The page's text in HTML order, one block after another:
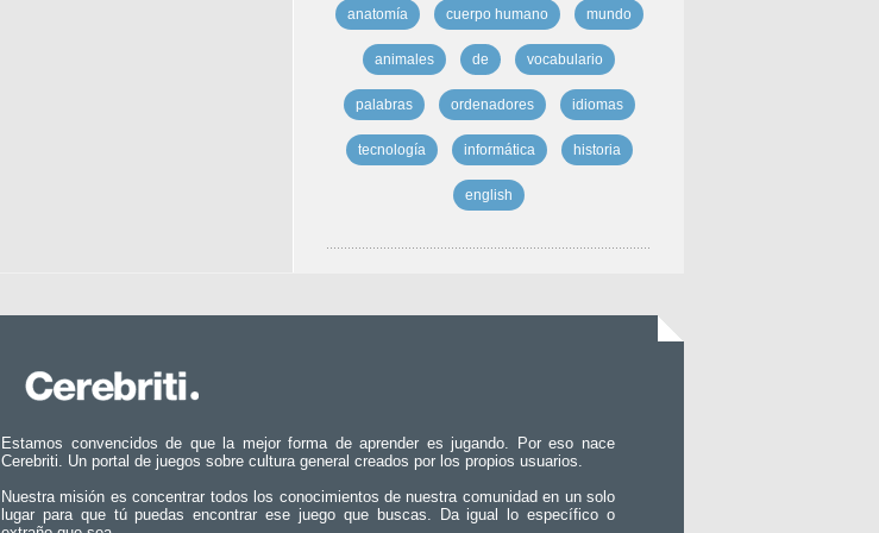
anatomía cuerpo humano mundo
animales de vocabulario
palabras ordenadores idiomas
tecnología informática historia
english
Estamos convencidos de que la mejor forma de aprender es jugando. Por eso nace
Cerebriti. Un portal de juegos sobre cultura general creados por los propios usuarios.
Nuestra misión es concentrar todos los conocimientos de nuestra comunidad en un solo
lugar para que tú puedas encontrar ese juego que buscas. Da igual lo específico o